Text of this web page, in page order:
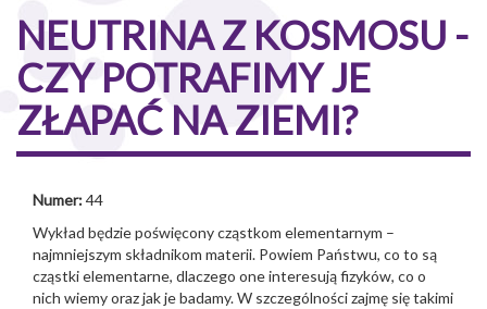
NEUTRINA Z KOSMOSU -
CZY POTRAFIMY JE
ZŁAPAĆ NA ZIEMI?
Numer:44
Wykład będzie poświęcony cząstkom elementarnym –
najmniejszym składnikom materii. Powiem Państwu, co to są
cząstki elementarne, dlaczego one interesują fizyków, co o
nich wiemy oraz jak je badamy. W szczególności zajmę się takimi